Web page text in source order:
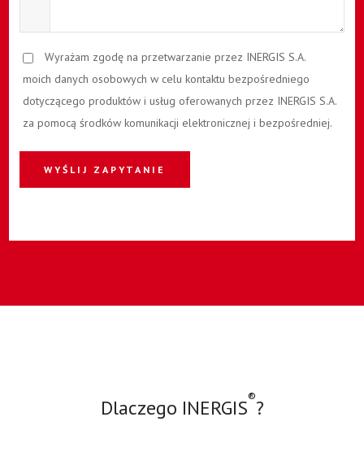
Wyrażam zgodę na przetwarzanie przez INERGIS S.A.
moich danych osobowych w celu kontaktu bezpośredniego
dotyczącego produktów i usług oferowanych przez INERGIS S.A.
za pomocą środków komunikacji elektronicznej i bezpośredniej.
WYŚLIJ ZAPYTANIE
Dlaczego INERGIS®?